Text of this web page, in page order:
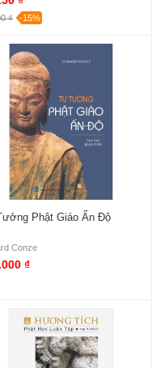
₫ -15%
Phật Giáo Ấn Độ
Conze
₫